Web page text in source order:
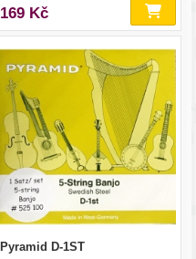
169 Kč
Pyramid D-1ST